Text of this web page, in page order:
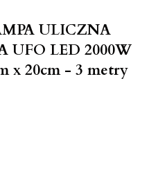
ULICZNA
UFO LED 2000W
x 20cm - 3 metry